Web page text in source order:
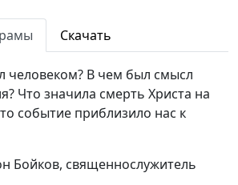
Антон Бойков,
Антон Бойков,
священнослужитель
#28
священнослужитель
Скачать
человеком? В чем был смысл
Что значила смерть Христа на
событие приблизило нас к
Бойков, священнослужитель